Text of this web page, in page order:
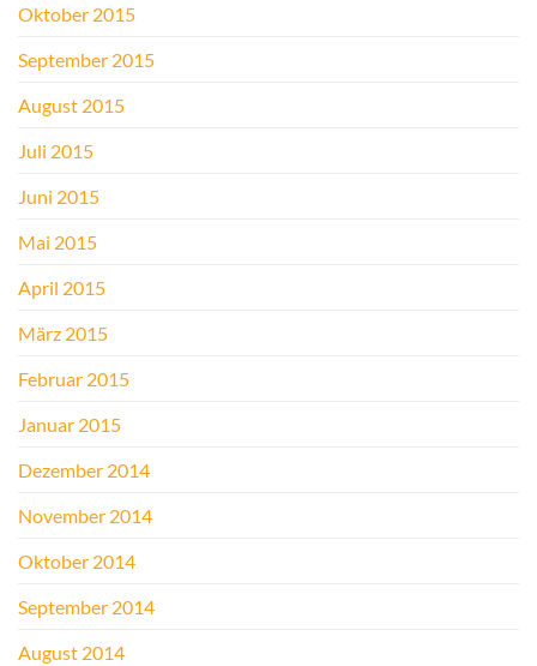
Oktober 2015
September 2015
August 2015
Juli 2015
Juni 2015
Mai 2015
April 2015
März 2015
Februar 2015
Januar 2015
Dezember 2014
November 2014
Oktober 2014
September 2014
August 2014